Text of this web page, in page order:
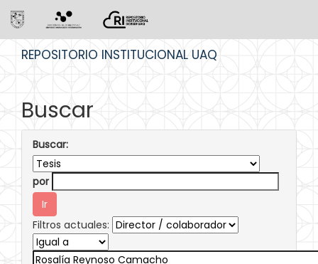
REPOSITORIO INSTITUCIONAL UAQ
Buscar
Buscar:
por
Filtros actuales: